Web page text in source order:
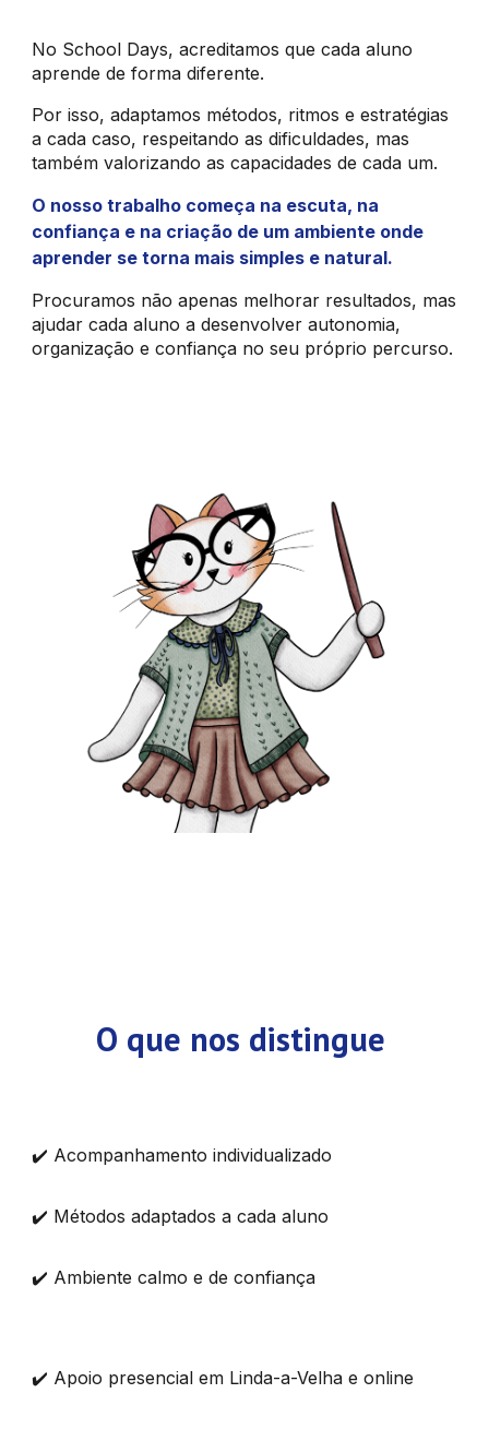
No School Days, acreditamos que cada aluno
aprende de forma diferente.
Por isso, adaptamos métodos, ritmos e estratégias
a cada caso, respeitando as dificuldades, mas
também valorizando as capacidades de cada um.
O nosso trabalho começa na escuta, na
confiança e na criação de um ambiente onde
aprender se torna mais simples e natural.
Procuramos não apenas melhorar resultados, mas
ajudar cada aluno a desenvolver autonomia,
organização e confiança no seu próprio percurso.
O que nos distingue
✔️ Acompanhamento individualizado
✔️ Métodos adaptados a cada aluno
✔️ Ambiente calmo e de confiança
✔️ Apoio presencial em Linda-a-Velha e online